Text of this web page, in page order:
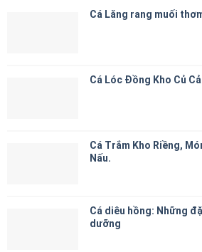
Cá Lăng rang muối
Cá Lóc Đồng Kho Củ
Cá Trắm Kho Riềng,
Nấu.
Cá diêu hồng: Những
dưỡng